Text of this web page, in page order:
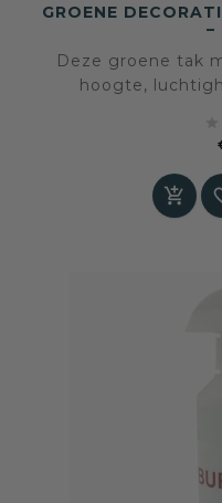
GROENE
–
Deze groene tak
hoogte,
rustig maar
aansluit bij
